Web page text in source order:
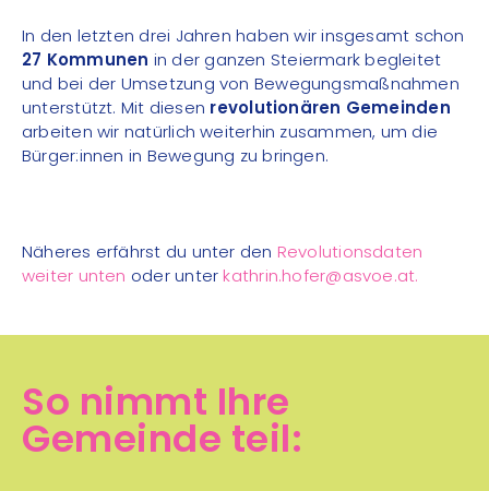
In den letzten drei Jahren haben wir insgesamt schon
27 Kommunen in der ganzen Steiermark begleitet
und bei der Umsetzung von Bewegungsmaßnahmen
unterstützt. Mit diesen revolutionären Gemeinden
arbeiten wir natürlich weiterhin zusammen, um die
Bürger:innen in Bewegung zu bringen.
Näheres erfährst du unter den Revolutionsdaten
weiter unten oder unter kathrin.hofer@asvoe.at.
So nimmt Ihre
Gemeinde teil: